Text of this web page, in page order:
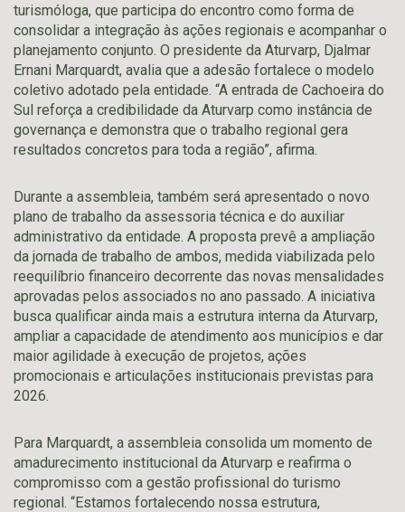
turismóloga, que participa do encontro como forma de
consolidar a integração às ações regionais e acompanhar o
planejamento conjunto. O presidente da Aturvarp, Djalmar
Ernani Marquardt, avalia que a adesão fortalece o modelo
coletivo adotado pela entidade. “A entrada de Cachoeira do
Sul reforça a credibilidade da Aturvarp como instância de
governança e demonstra que o trabalho regional gera
resultados concretos para toda a região”, afirma.
Durante a assembleia, também será apresentado o novo
plano de trabalho da assessoria técnica e do auxiliar
administrativo da entidade. A proposta prevê a ampliação
da jornada de trabalho de ambos, medida viabilizada pelo
reequilíbrio financeiro decorrente das novas mensalidades
aprovadas pelos associados no ano passado. A iniciativa
busca qualificar ainda mais a estrutura interna da Aturvarp,
ampliar a capacidade de atendimento aos municípios e dar
maior agilidade à execução de projetos, ações
promocionais e articulações institucionais previstas para
2026.
Para Marquardt, a assembleia consolida um momento de
amadurecimento institucional da Aturvarp e reafirma o
compromisso com a gestão profissional do turismo
regional. “Estamos fortalecendo nossa estrutura,